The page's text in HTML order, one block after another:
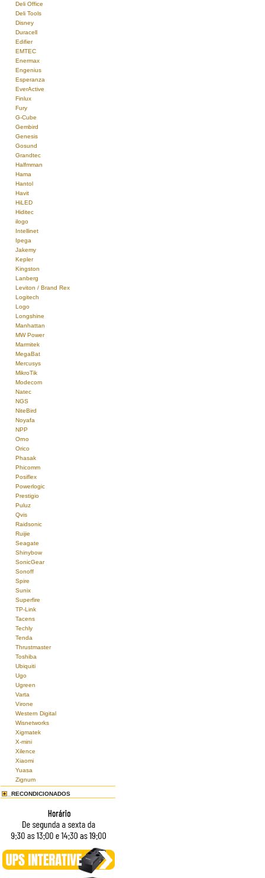
Deli Office
Deli Tools
Disney
Duracell
Edifier
EMTEC
Enermax
Engenius
Esperanza
EverActive
Finlux
Fury
G-Cube
Gembird
Genesis
Gosund
Grandtec
Halfmman
Hama
Hantol
Havit
HiLED
Hiditec
ilogo
Intellinet
Ipega
Jakemy
Kepler
Kingston
Lanberg
Leviton / Brand Rex
Logitech
Logo
Longshine
Manhattan
MW Power
Marmitek
MegaBat
Mercusys
MikroTik
Modecom
Natec
NGS
NiteBird
Noyafa
NPP
Orno
Orico
Phasak
Phicomm
Posiflex
Powerlogic
Prestigio
Puluz
Qvis
Raidsonic
Ruijie
Seagate
Shinybow
SonicGear
Sonoff
Spire
Sunix
Superfire
TP-Link
Tacens
Techly
Tenda
Thrustmaster
Toshiba
Ubiquiti
Ugo
Ugreen
Varta
Virone
Western Digital
Wisnetworks
Xigmatek
X-mini
Xilence
Xiaomi
Yuasa
Zignum
RECONDICIONADOS